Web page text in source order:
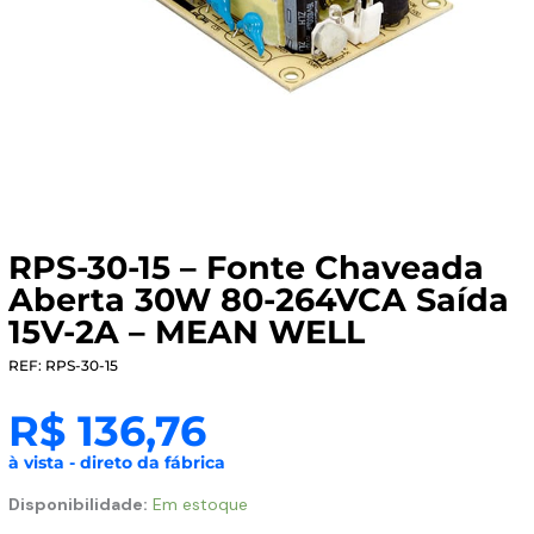
RPS-30-15 – Fonte Chaveada
Aberta 30W 80-264VCA Saída
15V-2A – MEAN WELL
REF: RPS-30-15
R$136,76
à vista - direto da fábrica
Disponibilidade: Em estoque
RPS-